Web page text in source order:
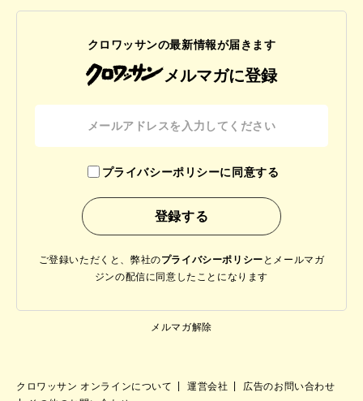
クロワッサンの最新情報が届きます
メルマガに登録
プライバシーポリシーに同意する
ご登録いただくと、弊社のプライバシーポリシー と メールマガ
ジンの配信に同意したことになります
メルマガ解除
クロワッサン オンラインについて 運営会社
広告のお問い合わせ